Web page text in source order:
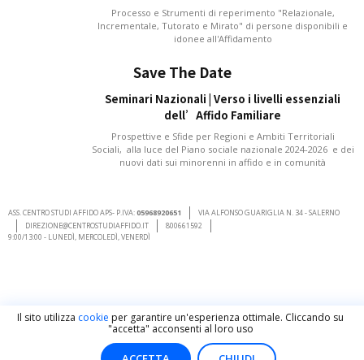
Processo e Strumenti di reperimento "Relazionale,
Incrementale, Tutorato e Mirato" di persone disponibili e
idonee all'Affidamento
Save The Date
Seminari Nazionali | Verso i livelli essenziali
dell’Affido Familiare
Prospettive e Sfide per Regioni e Ambiti Territoriali
Sociali, alla luce del Piano sociale nazionale 2024-2026 e dei
nuovi dati sui minorenni in affido e in comunità
ASS. CENTRO STUDI AFFIDO APS- P.IVA:05968920651
VIA ALFONSO GUARIGLIA N. 34 - SALERNO
DIREZIONE@CENTROSTUDIAFFIDO.IT
800661592
9:00/13:00 - LUNEDÌ, MERCOLEDÌ, VENERDÌ
Il sito utilizza cookie per garantire un'esperienza ottimale. Cliccando su
"accetta" acconsenti al loro uso